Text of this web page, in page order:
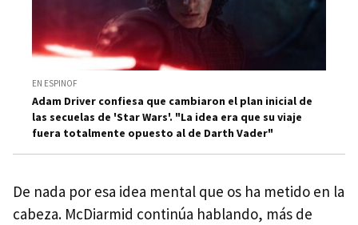
EN ESPINOF
Adam Driver confiesa que cambiaron el plan inicial de
las secuelas de 'Star Wars'. "La idea era que su viaje
fuera totalmente opuesto al de Darth Vader"
De nada por esa idea mental que os ha metido en la
cabeza. McDiarmid continúa hablando, más de